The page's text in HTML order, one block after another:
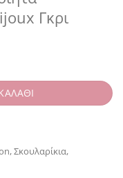
Γκρι
,Σκουλαρίκια,